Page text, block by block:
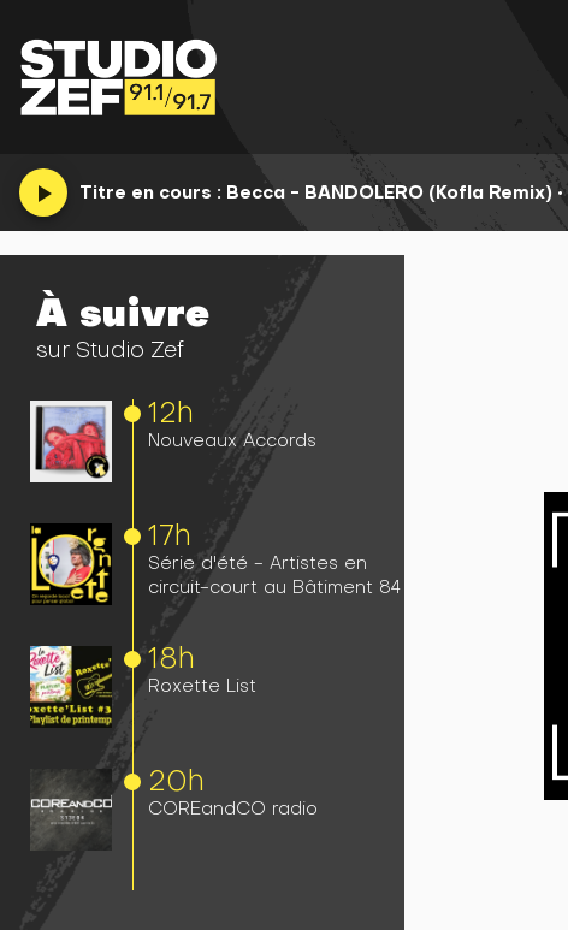
play_arrow Titre en cours : Becca - BANDOLERO (Kofla Remix) •
À suivre
sur Studio Zef
12h
Nouveaux Accords
17h
Série d'été - Artistes en
circuit-court au Bâtiment 84
18h
Roxette List
20h
COREandCO radio